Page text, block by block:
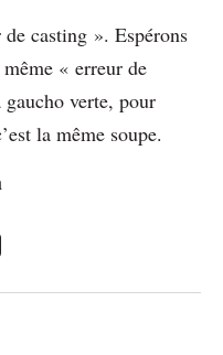
casting ». Espérons
« erreur de
verte, pour
la même soupe.